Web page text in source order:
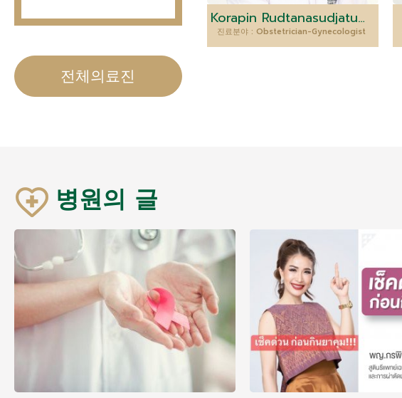
전체의료진
Korapin Rudtanasudjatum, M.D.
진료분야 : Obstetrician-Gynecologist
병원의 글